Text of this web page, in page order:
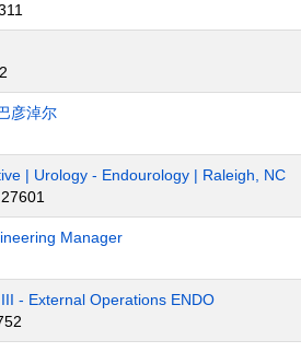
彦淖尔
| Urology - Endourology | Raleigh, NC
Manager
- External Operations ENDO